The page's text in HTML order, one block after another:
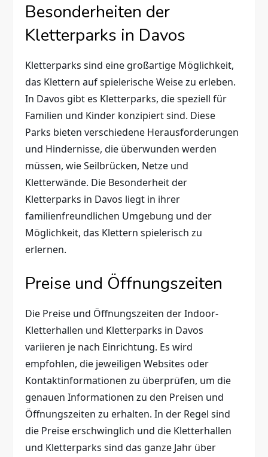
Besonderheiten der
Kletterparks in Davos
Kletterparks sind eine großartige Möglichkeit,
das Klettern auf spielerische Weise zu erleben.
In Davos gibt es Kletterparks, die speziell für
Familien und Kinder konzipiert sind. Diese
Parks bieten verschiedene Herausforderungen
und Hindernisse, die überwunden werden
müssen, wie Seilbrücken, Netze und
Kletterwände. Die Besonderheit der
Kletterparks in Davos liegt in ihrer
familienfreundlichen Umgebung und der
Möglichkeit, das Klettern spielerisch zu
erlernen.
Preise und Öffnungszeiten
Die Preise und Öffnungszeiten der Indoor-
Kletterhallen und Kletterparks in Davos
variieren je nach Einrichtung. Es wird
empfohlen, die jeweiligen Websites oder
Kontaktinformationen zu überprüfen, um die
genauen Informationen zu den Preisen und
Öffnungszeiten zu erhalten. In der Regel sind
die Preise erschwinglich und die Kletterhallen
und Kletterparks sind das ganze Jahr über